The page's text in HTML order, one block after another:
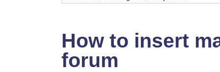
How to insert
forum